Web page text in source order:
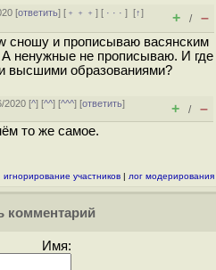
[ответить] [ ﹢﹢﹢] [ · · ·][↑]
+ / –
сношу и прописываю васянским
ненужные не прописываю. И где
высшими образованиями?
2020 [^] [^^] [^^^] [ответить]
+ / –
то же самое.
игнорирование участников | лог модерирования
комментарий
Имя: